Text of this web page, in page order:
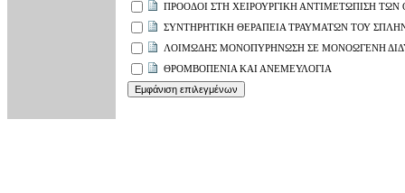
ΠΡΟΟΔΟΙ ΣΤΗ ΧΕΙΡΟΥΡΓΙΚΗ ΑΝΤΙΜΕΤΩΠΙΣΗ
ΣΥΝΤΗΡΗΤΙΚΗ ΘΕΡΑΠΕΙΑ ΤΡΑΥΜΑΤΩΝ ΤΟΥ
ΛΟΙΜΩΔΗΣ ΜΟΝΟΠΥΡΗΝΩΣΗ ΣΕ ΜΟΝΟΩΓΕΝΗ
ΘΡΟΜΒΟΠΕΝΙΑ ΚΑΙ ΑΝΕΜΕΥΛΟΓΙΑ